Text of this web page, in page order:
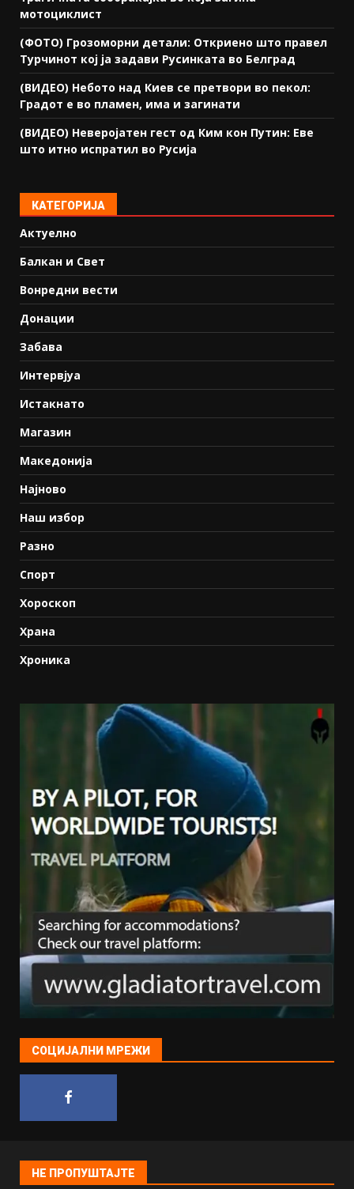
мотоциклист
(ФОТО) Грозоморни детали: Откриено што правел
Турчинот кој ја задави Русинката во Белград
(ВИДЕО) Небото над Киев се претвори во пекол:
Градот е во пламен, има и загинати
(ВИДЕО) Неверојатен гест од Ким кон Путин: Еве
што итно испратил во Русија
КАТЕГОРИЈА
Актуелно
Балкан и Свет
Вонредни вести
Донации
Забава
Интервјуа
Истакнато
Магазин
Македонија
Најново
Наш избор
Разно
Спорт
Хороскоп
Храна
Хроника
СОЦИЈАЛНИ МРЕЖИ
НЕ ПРОПУШТАЈТЕ